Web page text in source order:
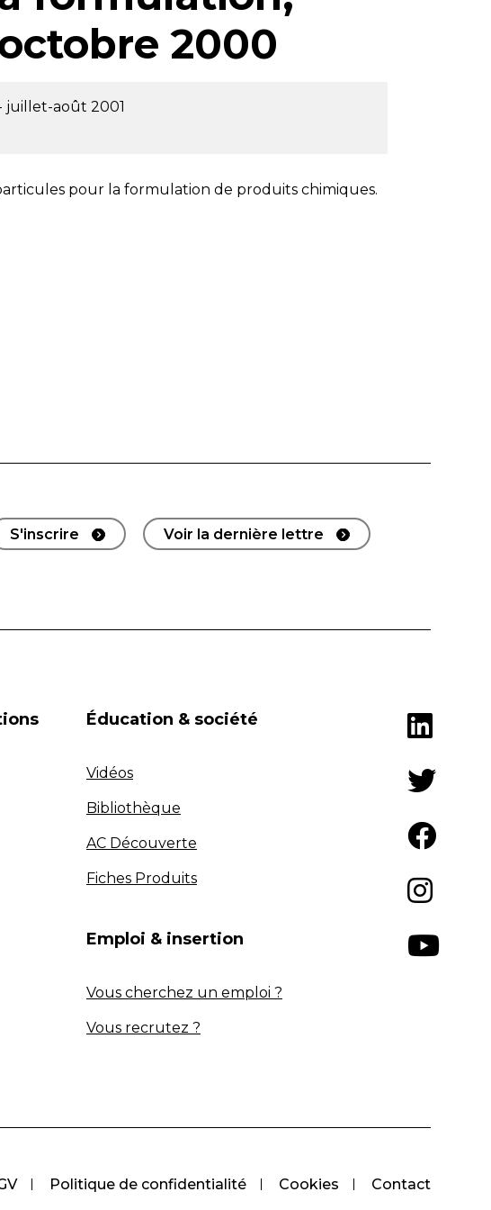
2000
juillet-août 2001
pour la formulation de produits chimiques.
S'inscrire Voir la dernière lettre
Éducation & société
Vidéos
Bibliothèque
AC Découverte
Fiches Produits
Emploi & insertion
Vous cherchez un emploi ?
Vous recrutez ?
Politique de confidentialité Cookies Contact